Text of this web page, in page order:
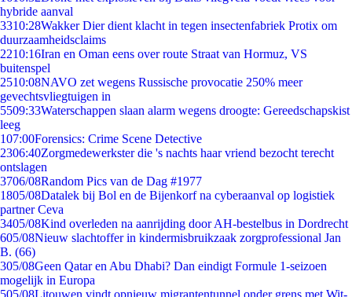
hybride aanval
3310:28Wakker Dier dient klacht in tegen insectenfabriek Protix om
duurzaamheidsclaims
2210:16Iran en Oman eens over route Straat van Hormuz, VS
buitenspel
2510:08NAVO zet wegens Russische provocatie 250% meer
gevechtsvliegtuigen in
5509:33Waterschappen slaan alarm wegens droogte: Gereedschapskist
leeg
107:00Forensics: Crime Scene Detective
2306:40Zorgmedewerkster die 's nachts haar vriend bezocht terecht
ontslagen
3706/08Random Pics van de Dag #1977
1805/08Datalek bij Bol en de Bijenkorf na cyberaanval op logistiek
partner Ceva
3405/08Kind overleden na aanrijding door AH-bestelbus in Dordrecht
605/08Nieuw slachtoffer in kindermisbruikzaak zorgprofessional Jan
B. (66)
305/08Geen Qatar en Abu Dhabi? Dan eindigt Formule 1-seizoen
mogelijk in Europa
505/08Litouwen vindt opnieuw migrantentunnel onder grens met Wit-